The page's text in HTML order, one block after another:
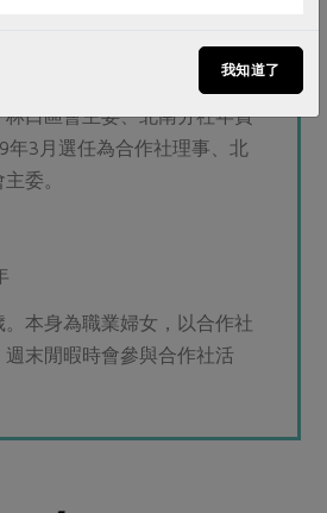
年退休後開始參與社務，曾擔
口區會主委、北南分社年費
年3月選任為合作社理事、北
委。
。本身為職業婦女，以合作社
末閒暇時會參與合作社活
我知道了